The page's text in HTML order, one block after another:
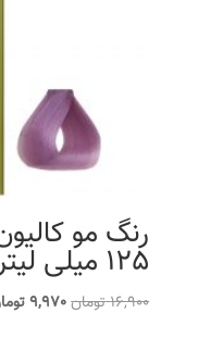
125 میلی لیتر رنگ یاسی
16,900تومانقیمت
9,970